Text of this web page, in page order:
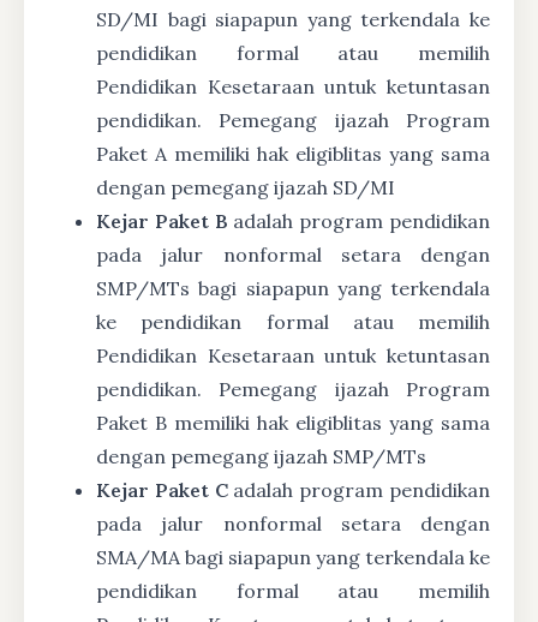
SD/MI bagi siapapun yang terkendala ke
pendidikan formal atau memilih
Pendidikan Kesetaraan untuk ketuntasan
pendidikan. Pemegang ijazah Program
Paket A memiliki hak eligiblitas yang sama
dengan pemegang ijazah SD/MI
Kejar Paket B adalah program pendidikan
pada jalur nonformal setara dengan
SMP/MTs bagi siapapun yang terkendala
ke pendidikan formal atau memilih
Pendidikan Kesetaraan untuk ketuntasan
pendidikan. Pemegang ijazah Program
Paket B memiliki hak eligiblitas yang sama
dengan pemegang ijazah SMP/MTs
Kejar Paket Cadalah program pendidikan
pada jalur nonformal setara dengan
SMA/MA bagi siapapun yang terkendala ke
pendidikan formal atau memilih